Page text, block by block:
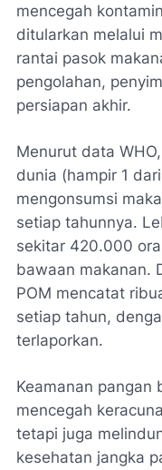
mencegah
ditularkan melalui
rantai pasok
pengolahan,
persiapan akhir.
Menurut data
dunia (hampir 1
mengonsumsi
setiap tahunnya.
sekitar 420.000
bawaan makanan.
POM mencatat
setiap tahun,
terlaporkan.
Keamanan pangan
mencegah
tetapi juga
kesehatan jangka